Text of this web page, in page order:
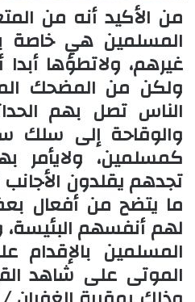
من الأكيد أنه من
المسلمين هي خاصة
غيرهم، ولاتطؤها
ولكن من المضحك
الناس تصل بهم
والوقاحة إلى سلك
كمسلمين، ولايأمر
تجدهم يقلدون
ما يتضح من أفعال
لهم أنفسهم
المسلمين بالإقدام
الموتى على شاهد